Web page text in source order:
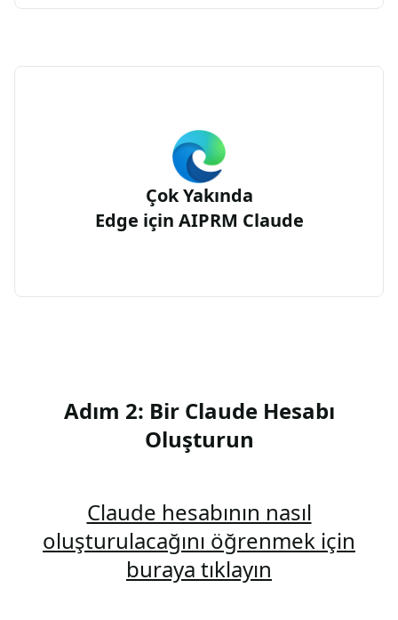
Çok Yakında
Edge için AIPRM Claude
Adım 2: Bir Claude Hesabı
Oluşturun
Claude hesabının nasıl
oluşturulacağını öğrenmek için
buraya tıklayın